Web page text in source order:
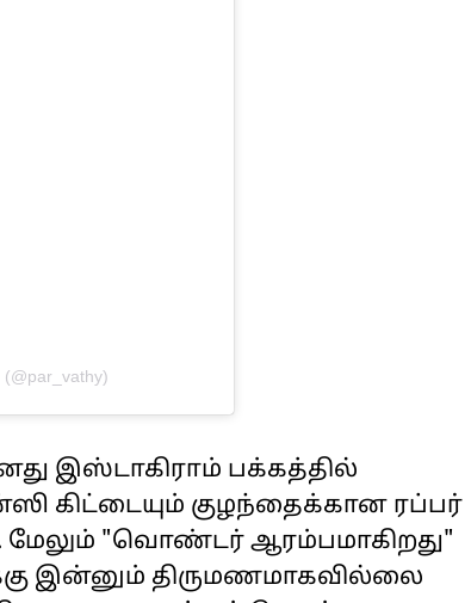
இஸ்டாகிராம் பக்கத்தில்
கிட்டையும் குழந்தைக்கான ரப்பர்
மேலும் "வொண்டர் ஆரம்பமாகிறது"
இன்னும் திருமணமாகவில்லை